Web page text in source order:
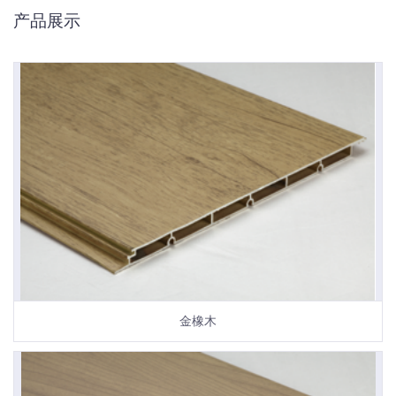
产品展示
金橡木